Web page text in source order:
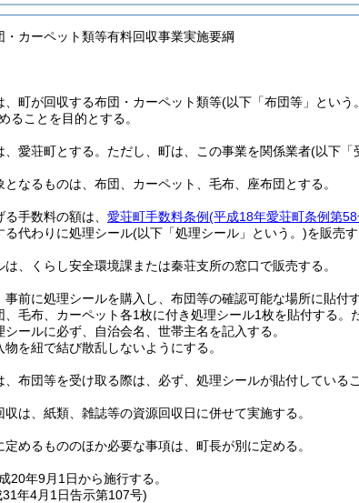
・カーペット類等有料回収事業実施要綱
、町が回収する布団・カーペット類等(以下「布団等」という
ることを目的とする。
愛荘町とする。 ただし、町は、この事業を関係業者(以下「
となるものは、布団、カーペット、毛布、座布団とする。
手数料の額は、 愛荘町手数料条例(平成18年愛荘町条例第58
る代わりに処理シール(以下「処理シール」という。)を販売す
は、くらし安全環境課または秦荘支所の窓口で販売する。
事前に処理シールを購入し、布団等の確認可能な場所に貼付す
毛布、カーペット各1枚に付き処理シール1枚を貼付する。
ールに必ず、自治会名、世帯主名を記入する。
を紐で結び散乱しないようにする。
、布団等を受け取る際は、必ず、処理シールが貼付している
収は、紙類、雑誌等の資源回収日に併せて実施する。
定めるもののほか必要な事項は、町長が別に定める。
20年9月1日から施行する。
31年4月1日告示第107号)